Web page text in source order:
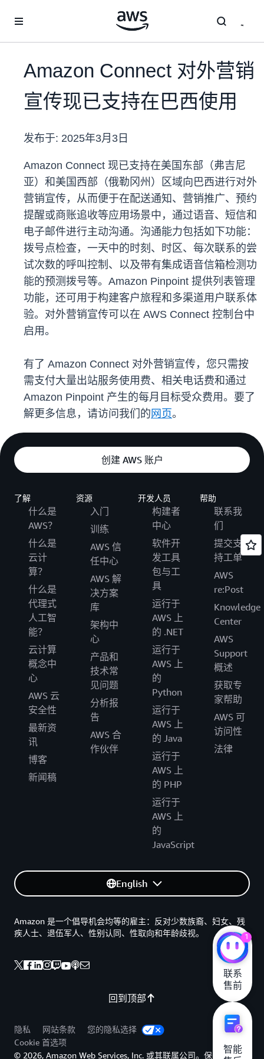
Amazon Connect 对外营销
宣传现已支持在巴西使用
发布于: 2025年3月3日
Amazon Connect 现已支持在美国东部（弗吉尼
亚）和美国西部（俄勒冈州）区域向巴西进行对外
营销宣传，从而便于在配送通知、营销推广、预约
提醒或商账追收等应用场景中，通过语音、短信和
电子邮件进行主动沟通。沟通能力包括如下功能：
拨号点检查，一天中的时刻、时区、每次联系的尝
试次数的呼叫控制、以及带有集成语音信箱检测功
能的预测拨号等。Amazon Pinpoint 提供列表管理
功能，还可用于构建客户旅程和多渠道用户联系体
验。对外营销宣传可以在 AWS Connect 控制台中
启用。
有了 Amazon Connect 对外营销宣传，您只需按
需支付大量出站服务使用费、相关电话费和通过
Amazon Pinpoint 产生的每月目标受众费用。要了
解更多信息，请访问我们的 网页。
创建 AWS 账户
了解
什么是
AWS？
什么是
云计
算？
什么是
代理式
人工智
能？
云计算
概念中
心
AWS 云
安全性
最新资
讯
博客
新闻稿
资源
入门
训练
AWS 信
任中心
AWS 解
决方案
库
架构中
心
产品和
技术常
见问题
分析报
告
AWS 合
作伙伴
开发人员
构建者
中心
软件开
发工具
包与工
具
运行于
AWS 上
的 .NET
运行于
AWS 上
的
Python
运行于
AWS 上
的 Java
运行于
AWS 上
的 PHP
运行于
AWS 上
的
JavaScript
帮助
联系我
们
提交支
持工单
AWS
re:Post
Knowledge
Center
AWS
Support
概述
获取专
家帮助
AWS 可
访问性
法律
English
回到顶部
Amazon 是一个倡导机会均等的雇主：反对少数族裔、妇女、残
疾人士、退伍军人、性别认同、性取向和年龄歧视。
隐私 网站条款
您的隐私选择
Cookie 首选项
© 2026, Amazon Web Services, Inc. 或其联属公司。保留所有权
1
联系
售前
智能